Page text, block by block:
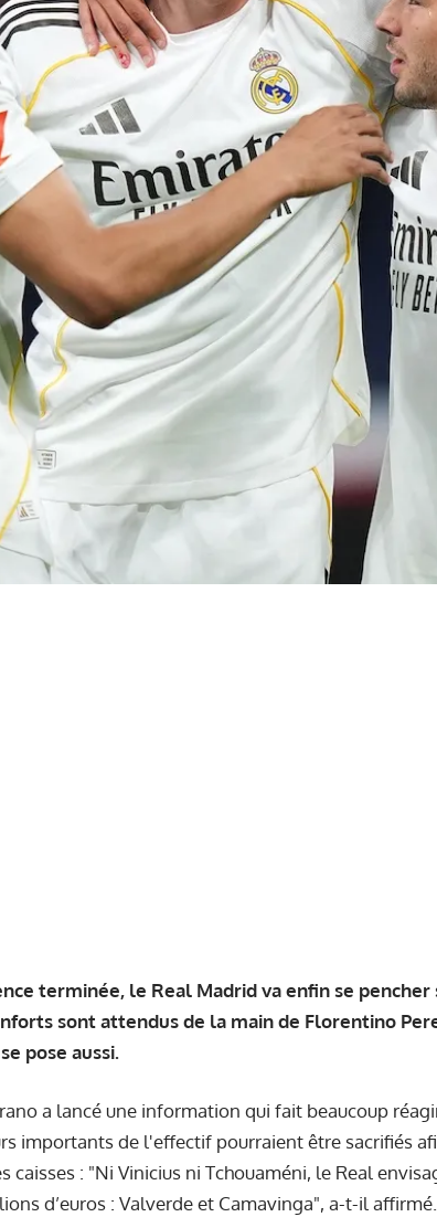
terminée, le Real Madrid va enfin se
sont attendus de la main de Florentino
pose aussi.
a lancé une information qui fait beaucoup
importants de l'effectif pourraient être sacrifiés
caisses : "Ni Vinicius ni Tchouaméni, le Real
d’euros : Valverde et Camavinga", a-t-il affirmé.